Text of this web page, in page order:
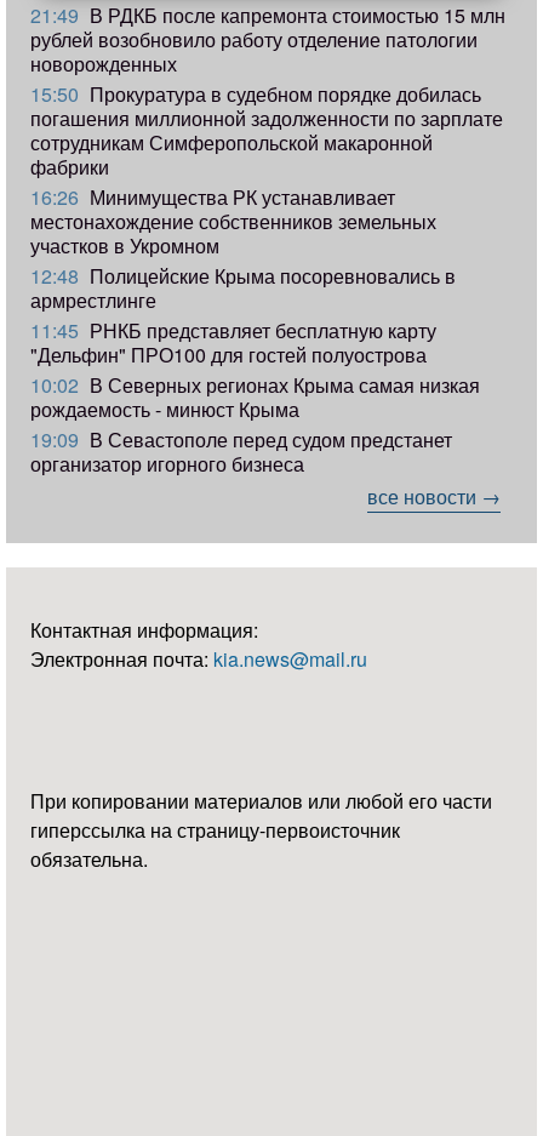
21:49 В РДКБ после капремонта стоимостью 15 млн
рублей возобновило работу отделение патологии
новорожденных
15:50 Прокуратура в судебном порядке добилась
погашения миллионной задолженности по зарплате
сотрудникам Симферопольской макаронной
фабрики
16:26 Минимущества РК устанавливает
местонахождение собственников земельных
участков в Укромном
12:48 Полицейские Крыма посоревновались в
армрестлинге
11:45 РНКБ представляет бесплатную карту
"Дельфин" ПРО100 для гостей полуострова
10:02 В Северных регионах Крыма самая низкая
рождаемость - минюст Крыма
19:09 В Севастополе перед судом предстанет
организатор игорного бизнеса
все новости →
Контактная информация:
Электронная почта: kia.news@mail.ru
При копировании материалов или любой его части
гиперссылка на страницу-первоисточник
обязательна.